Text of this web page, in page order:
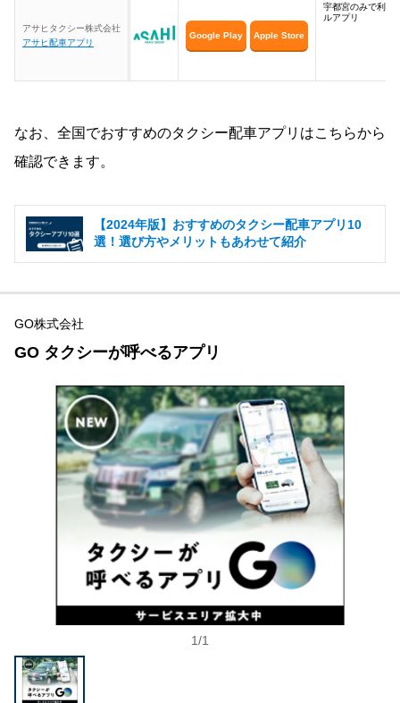
アサヒタクシー株式会社
アサヒ配車アプリ
Google Play Apple Store
宇都宮のみで利用
ルアプリ
なお、全国でおすすめのタクシー配車アプリはこちらから
確認できます。
【2024年版】おすすめのタクシー配車アプリ10
選！選び方やメリットもあわせて紹介
GO株式会社
GO タクシーが呼べるアプリ
1/1